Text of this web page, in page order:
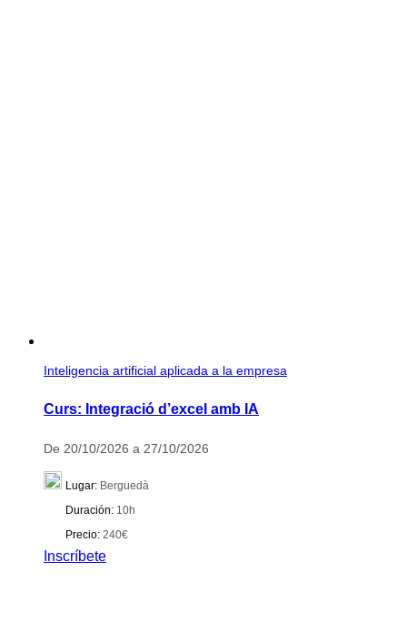
Inteligencia artificial aplicada a la empresa
Curs: Integració d’excel amb IA
De 20/10/2026 a 27/10/2026
Lugar: Berguedà
Duración: 10h
Precio: 240€
Inscríbete